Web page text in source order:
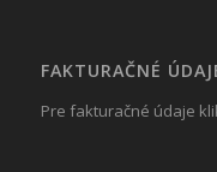
FAKTURAČNÉ
Pre fakturačné údaje